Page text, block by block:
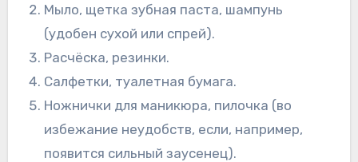
Мыло, щетка зубная паста, шампунь
(удобен сухой или спрей).
Расчёска, резинки.
Салфетки, туалетная бумага.
Ножнички для маникюра, пилочка (во
избежание неудобств, если, например,
появится сильный заусенец).